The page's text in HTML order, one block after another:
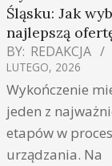
Śląsku: Jak
najlepszą
BY: REDAKCJA
LUTEGO, 2026
Wykończenie
jeden z
etapów w
urządzania. Na